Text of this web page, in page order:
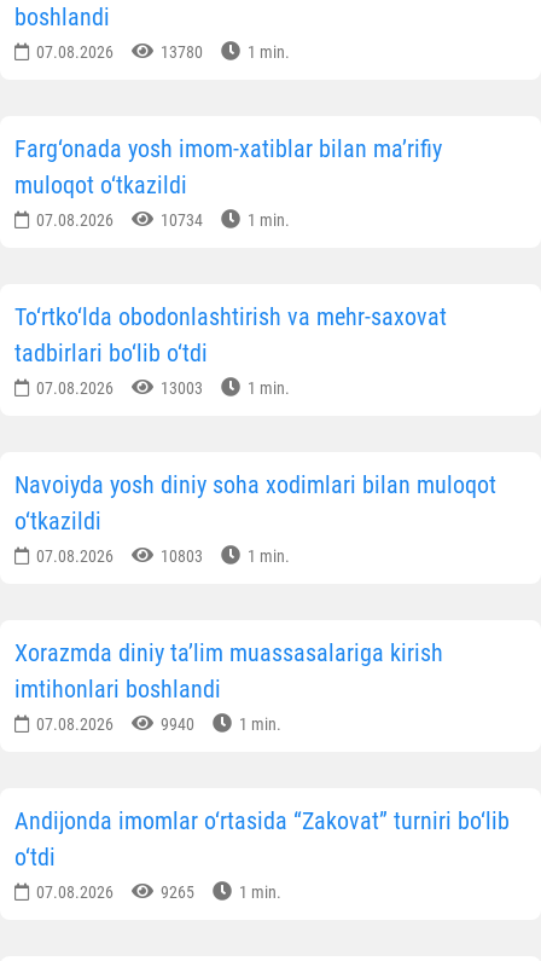
boshlandi
07.08.2026 13780 1 min.
Farg‘onada yosh imom-xatiblar bilan ma’rifiy
muloqot o‘tkazildi
07.08.2026 10734 1 min.
To‘rtko‘lda obodonlashtirish va mehr-saxovat
tadbirlari bo‘lib o‘tdi
07.08.2026 13003 1 min.
Navoiyda yosh diniy soha xodimlari bilan muloqot
o‘tkazildi
07.08.2026 10803 1 min.
Xorazmda diniy ta’lim muassasalariga kirish
imtihonlari boshlandi
07.08.2026 9940 1 min.
Andijonda imomlar o‘rtasida “Zakovat” turniri bo‘lib
o‘tdi
07.08.2026 9265 1 min.